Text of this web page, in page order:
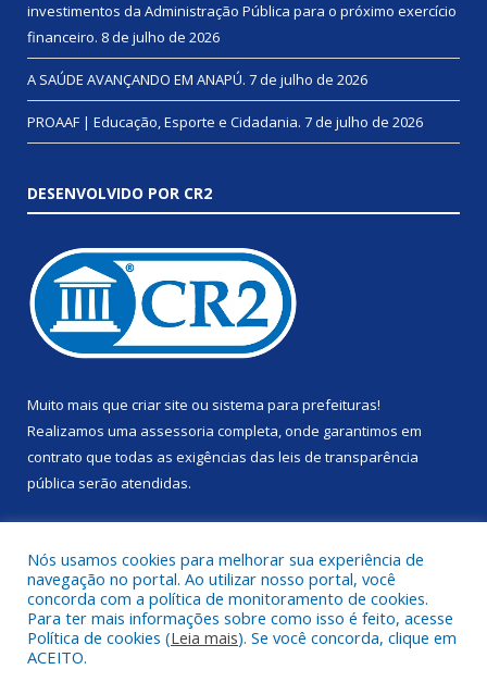
investimentos da Administração Pública para o próximo exercício
financeiro. 8 de julho de 2026
A SAÚDE AVANÇANDO EM ANAPÚ. 7 de julho de 2026
PROAAF | Educação, Esporte e Cidadania. 7 de julho de 2026
DESENVOLVIDO POR CR2
Muito mais que criar site ou sistema para prefeituras!
Realizamos uma assessoria completa, onde garantimos em
contrato que todas as exigências das leis de transparência
pública serão atendidas.
Todos os direitos reservados a Prefeitura Municipal de Anapu.
Nós usamos cookies para melhorar sua experiência de
navegação no portal. Ao utilizar nosso portal, você
concorda com a política de monitoramento de cookies.
Para ter mais informações sobre como isso é feito, acesse
Política de cookies (Leia mais). Se você concorda, clique em
ACEITO.